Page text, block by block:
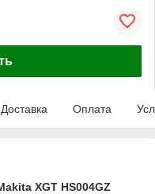
Доставка Оплата
XGT HS004GZ